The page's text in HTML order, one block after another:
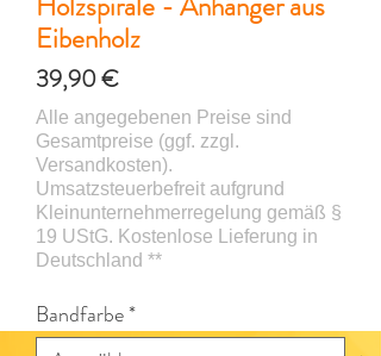
Eibenholz
39,90 €Preis
Bandfarbe*